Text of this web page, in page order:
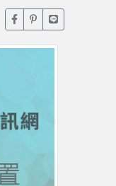
臉書分享(另開新視窗)
噗浪分享(另開新
Line分享(另